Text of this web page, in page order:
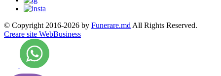
© Copyright 2016-2026 by Funerare.md All Rights Reserved.
Creare site WebBusiness